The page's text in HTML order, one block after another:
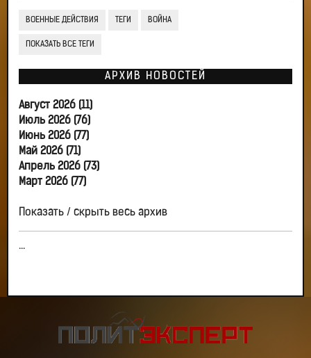
ВОЕННЫЕ ДЕЙСТВИЯ ТЕГИ ВОЙНА
ПОКАЗАТЬ ВСЕ ТЕГИ
АРХИВ НОВОСТЕЙ
Август 2026 (11)
Июль 2026 (76)
Июнь 2026 (77)
Май 2026 (71)
Апрель 2026 (73)
Март 2026 (77)
Показать / скрыть весь архив
...